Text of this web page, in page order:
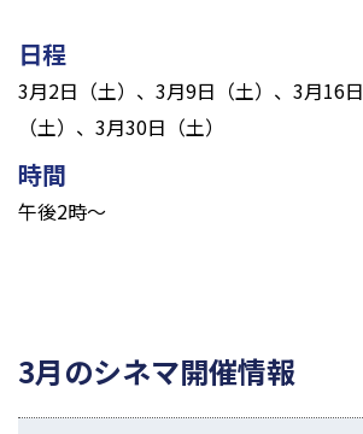
日程
3月2日（土）、3月9日（土）、3月16
（土）、3月30日（土）
時間
午後2時～
3月のシネマ開催情報